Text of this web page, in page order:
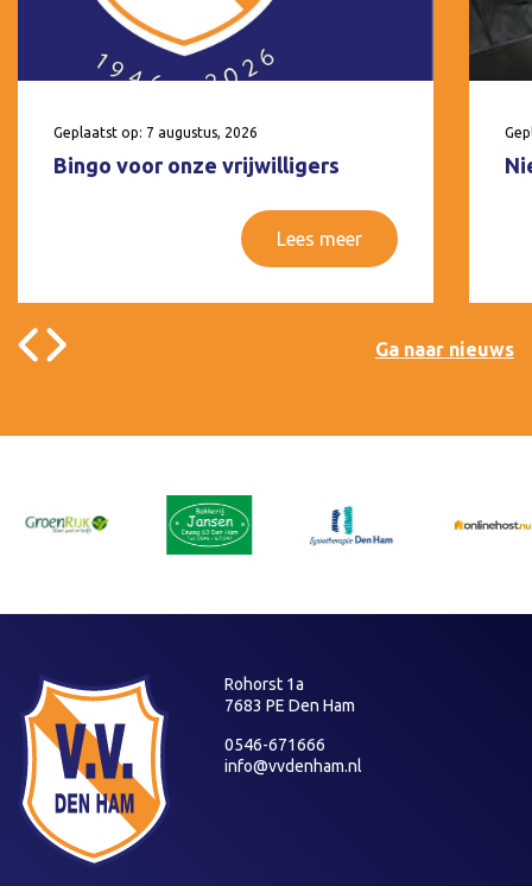
Geplaatst op: 7 augustus, 2026
Bingo voor onze vrijwilligers
Lees meer
Ga naar nieuws
Rohorst 1a
7683 PE Den Ham
0546-671666
info@vvdenham.nl